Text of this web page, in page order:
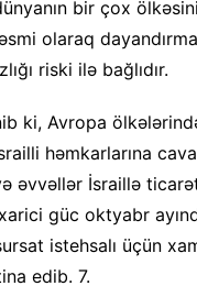
bir çox
olaraq
riski ilə bağlıdır.
ki, Avropa
həmkarlarına
əvvəllər İsraillə
güc oktyabr
istehsalı üçün
edib. 7.